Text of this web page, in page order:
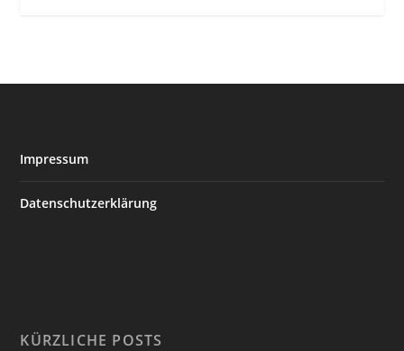
Impressum
Datenschutzerklärung
KÜRZLICHE POSTS